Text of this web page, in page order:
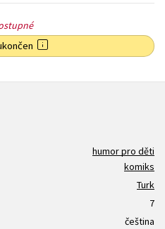
humor pro děti
komiks
Turk
7
čeština